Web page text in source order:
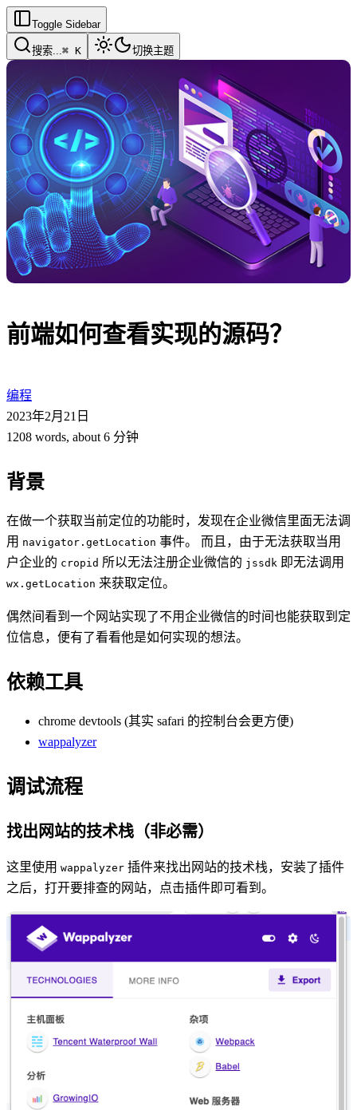
Toggle Sidebar
搜索...⌘ K 切换主题
前端如何查看实现的源码？
编程
2023年2月21日
1208 words, about 6 分钟
背景
在做一个获取当前定位的功能时，发现在企业微信里面无法调
用 navigator.getLocation 事件。 而且，由于无法获取当用
户企业的 cropid 所以无法注册企业微信的 jssdk 即无法调用
wx.getLocation 来获取定位。
偶然间看到一个网站实现了不用企业微信的时间也能获取到定
位信息，便有了看看他是如何实现的想法。
依赖工具
chrome devtools (其实 safari 的控制台会更方便)
wappalyzer
调试流程
找出网站的技术栈（非必需）
这里使用 wappalyzer 插件来找出网站的技术栈，安装了插件
之后，打开要排查的网站，点击插件即可看到。